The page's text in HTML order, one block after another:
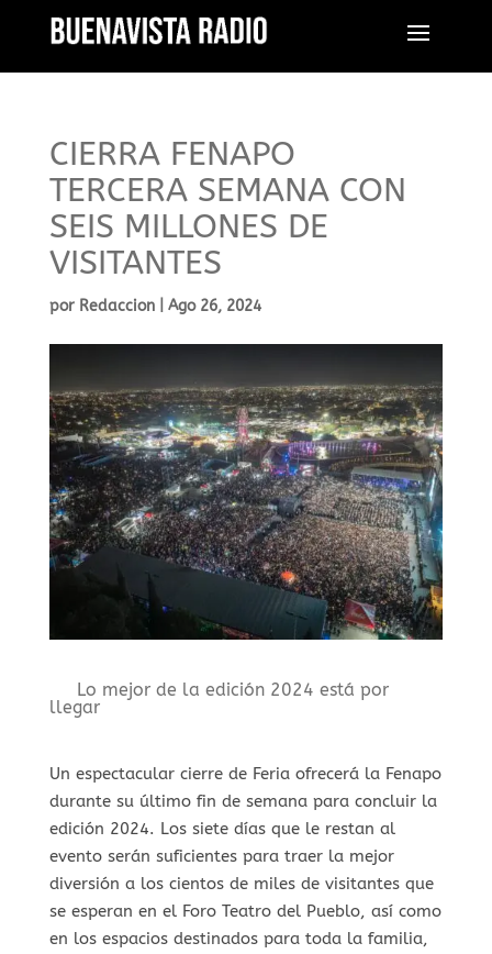
CIERRA FENAPO
TERCERA SEMANA CON
SEIS MILLONES DE
VISITANTES
por Redaccion| Ago 26, 2024
Lo mejor de la edición 2024 está por
llegar
Un espectacular cierre de Feria ofrecerá la Fenapo
durante su último fin de semana para concluir la
edición 2024. Los siete días que le restan al
evento serán suficientes para traer la mejor
diversión a los cientos de miles de visitantes que
se esperan en el Foro Teatro del Pueblo, así como
en los espacios destinados para toda la familia,